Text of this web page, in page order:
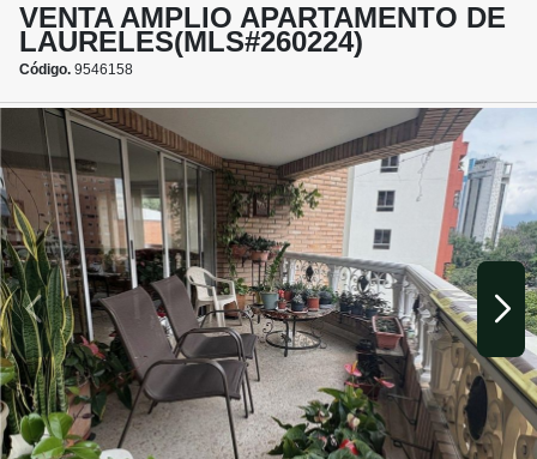
VENTA AMPLIO APARTAMENTO DE
LAURELES(MLS#260224)
Código. 9546158